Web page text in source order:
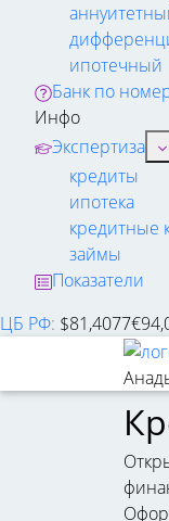
ипотечный
Банк по
Инфо
Экспертиза
кредиты
ипотека
кредитные
займы
Показатели
ЦБ РФ: $81,4077€